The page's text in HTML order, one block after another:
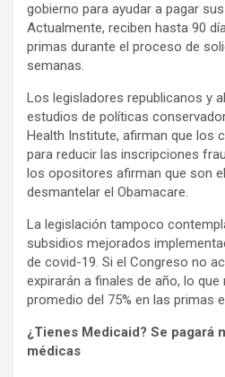
gobierno para ayudar a pagar
Actualmente, reciben hasta 90
primas durante el proceso de
semanas.
Los legisladores republicanos y
estudios de políticas
Health Institute, afirman que los
para reducir las inscripciones
los opositores afirman que son
desmantelar el Obamacare.
La legislación tampoco
subsidios mejorados
de covid-19. Si el Congreso no
expirarán a finales de año, lo
promedio del 75% en las primas
¿Tienes Medicaid? Se pagará
médicas